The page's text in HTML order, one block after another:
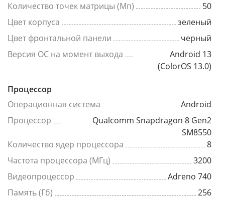
Количество точек матрицы (Мп)
50
Цвет корпуса
зеленый
Цвет фронтальной панели
черный
Версия ОС на момент выхода
Android 13
(ColorOS 13.0)
Процессор
Операционная система
Android
Процессор
Qualcomm Snapdragon 8 Gen2
SM8550
Количество ядер процессора
8
Частота процессора (МГц)
3200
Видеопроцессор
Adreno 740
Память (Гб)
256